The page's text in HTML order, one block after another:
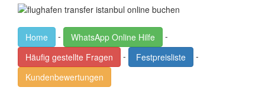
Home - WhatsApp Online Hilfe
-
Häufig gestellte Fragen
- Festpreisliste
-
Kundenbewertungen